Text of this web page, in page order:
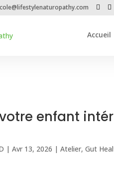
Accueil
enfant
|Avr 13, 2026 |Atelier,Gut